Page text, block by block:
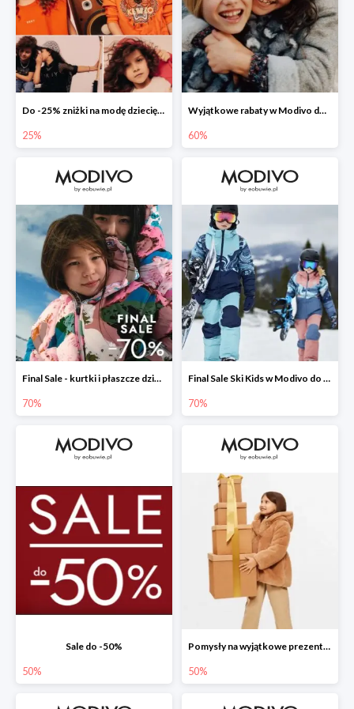
Do -25% zniżki na modę dziecięcą 👧🏼👦🏼
25%
Wyjątkowe rabaty w Modivo do -70%
60%
Final Sale - kurtki i płaszcze dziecięce w Modivo do -70%
70%
Final Sale Ski Kids w Modivo do -70%
70%
Sale do -50%
50%
Pomysły na wyjątkowe prezenty dla dzieci w Modivo do -50%
50%